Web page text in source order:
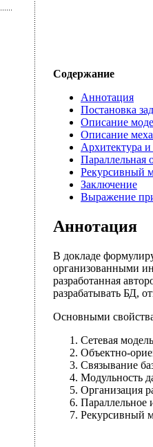
Содержание
Аннотация
Постановка
Описание
Описание
Архитектура
Параллельная
Рекурсивный
Заключение
Выражение
Аннотация
В докладе
организованными
разработанная
разрабатывать БД,
Основными
Сетевая
Объектно-
Связывание
Модульность
Организация
Параллельное
Рекурсивный